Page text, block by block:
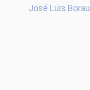
José Luis Borau